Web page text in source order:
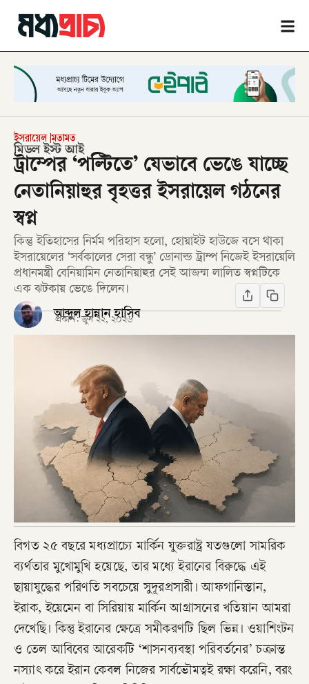
ইসরায়েল মতামত
মিডল ইস্ট আই
ট্রাম্পের ‘পল্টিতে’ যেভাবে ভেঙে যাচ্ছে
নেতানিয়াহুর বৃহত্তর ইসরায়েল গঠনের
স্বপ্ন
কিন্তু ইতিহাসের নির্মম পরিহাস হলো, হোয়াইট হাউজে বসে থাকা
ইসরায়েলের ‘সর্বকালের সেরা বন্ধু’ ডোনাল্ড ট্রাম্প নিজেই ইসরায়েলি
প্রধানমন্ত্রী বেনিয়ামিন নেতানিয়াহুর সেই আজন্ম লালিত স্বপ্নটিকে
এক ঝটকায় ভেঙে দিলেন।
আব্দুল হান্নান হাসিব
প্রকাশ: জুন ২২, ২০২৬
বিগত ২৫ বছরে মধ্যপ্রাচ্যে মার্কিন যুক্তরাষ্ট্র যতগুলো সামরিক
ব্যর্থতার মুখোমুখি হয়েছে, তার মধ্যে ইরানের বিরুদ্ধে এই
ছায়াযুদ্ধের পরিণতি সবচেয়ে সুদূরপ্রসারী। আফগানিস্তান,
ইরাক, ইয়েমেন বা সিরিয়ায় মার্কিন আগ্রাসনের খতিয়ান আমরা
দেখেছি। কিন্তু ইরানের ক্ষেত্রে সমীকরণটি ছিল ভিন্ন। ওয়াশিংটন
ও তেল আবিবের আরেকটি ‘শাসনব্যবস্থা পরিবর্তনের’ চক্রান্ত
নস্যাৎ করে ইরান কেবল নিজের সার্বভৌমত্বই রক্ষা করেনি, বরং